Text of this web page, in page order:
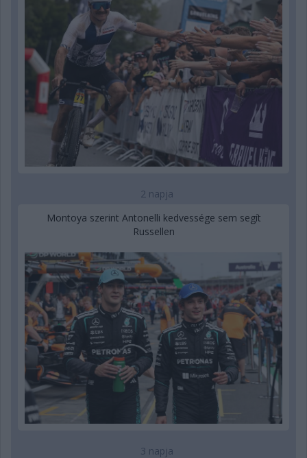
2 napja
Montoya szerint Antonelli kedvessége sem segít
Russellen
3 napja